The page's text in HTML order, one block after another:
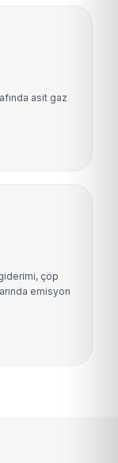
asit gaz
çöp
emisyon